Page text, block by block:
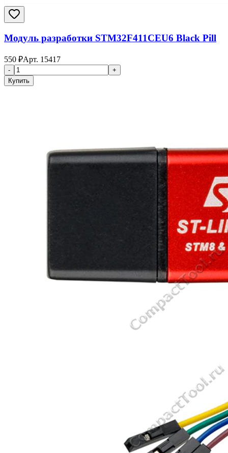
Модуль разработки STM32F411CEU6 Black Pill
550 ₽Арт. 15417
-
+
Купить